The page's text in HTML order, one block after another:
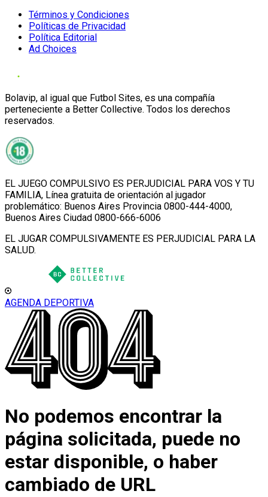
Términos y Condiciones
Políticas de Privacidad
Política Editorial
Ad Choices
Bolavip, al igual que Futbol Sites, es una compañía
perteneciente a Better Collective. Todos los derechos
reservados.
EL JUEGO COMPULSIVO ES PERJUDICIAL PARA VOS Y TU
FAMILIA, Línea gratuita de orientación al jugador
problemático: Buenos Aires Provincia 0800-444-4000,
Buenos Aires Ciudad 0800-666-6006
EL JUGAR COMPULSIVAMENTE ES PERJUDICIAL PARA LA
SALUD.
AGENDA DEPORTIVA
No podemos encontrar la
página solicitada, puede no
estar disponible, o haber
cambiado de URL